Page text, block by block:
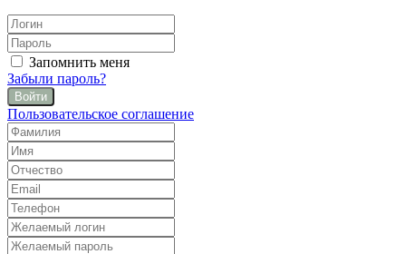
Запомнить меня
Забыли пароль?
Войти
Пользовательское соглашение